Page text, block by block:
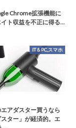
Chrome拡張機能に
イト収益を不正に得る…
IT＆PC,スマホ
アダスター買うなら
スター」が経済的。エ